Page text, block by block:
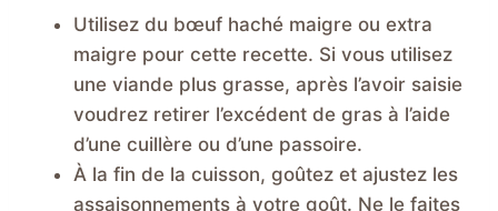
Utilisez du bœuf haché maigre ou extra
maigre pour cette recette. Si vous utilisez
une viande plus grasse, après l’avoir saisie
voudrez retirer l’excédent de gras à l’aide
d’une cuillère ou d’une passoire.
À la fin de la cuisson, goûtez et ajustez les
assaisonnements à votre goût. Ne le faites